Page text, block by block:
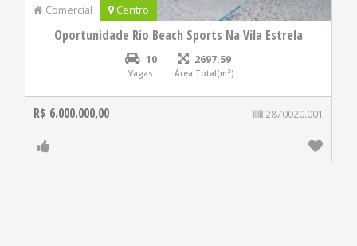
Comercial Centro
Oportunidade Rio Beach Sports Na Vila Estrela
10
Vagas
2697.59
Área Total(m²)
R$ 6.000.000,00 2870020.001